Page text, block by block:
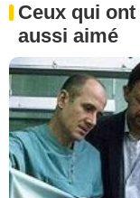
Ceux qui
aussi aimé